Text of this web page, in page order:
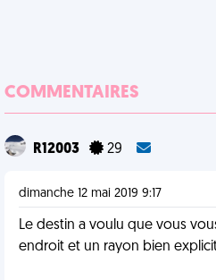
COMMENTAIRES
R12003 29
dimanche 12 mai 2019 9:17
Le destin a voulu que vous
endroit et un rayon bien